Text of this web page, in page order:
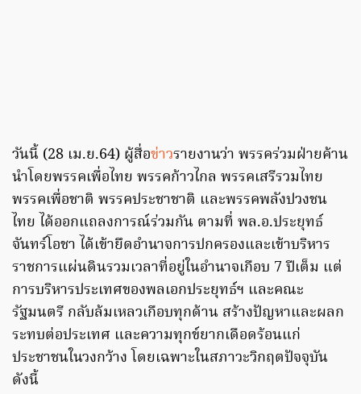
วันนี้ (28 เม.ย.64) ผู้สื่อข่าวรายงานว่า พรรคร่วมฝ่ายค้าน
นำโดยพรรคเพื่อไทย พรรคก้าวไกล พรรคเสรีรวมไทย
พรรคเพื่อชาติ พรรคประชาชาติ และพรรคพลังปวงชน
ไทย ได้ออกแถลงการณ์ร่วมกัน ตามที่ พล.อ.ประยุทธ์
จันทร์โอชา ได้เข้ายึดอำนาจการปกครองและเข้าบริหาร
ราชการแผ่นดินรวมเวลาที่อยู่ในอำนาจเกือบ 7 ปีเต็ม แต่
การบริหารประเทศของพลเอกประยุทธ์ฯ และคณะ
รัฐมนตรี กลับล้มเหลวเกือบทุกด้าน สร้างปัญหาและผลก
ระทบต่อประเทศ และความทุกข์ยากเดือดร้อนแก่
ประชาชนในวงกว้าง โดยเฉพาะในสภาวะวิกฤตปัจจุบัน
ดังนี้